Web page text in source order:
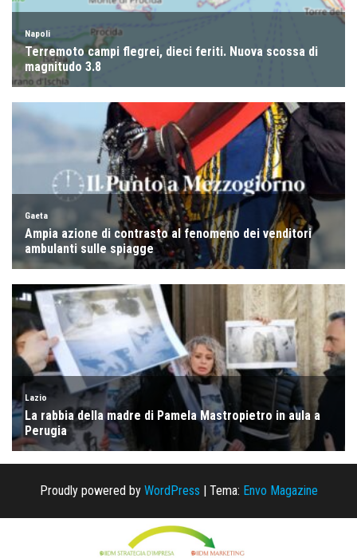
Proudly powered by WordPress Tema: Envo Magazine